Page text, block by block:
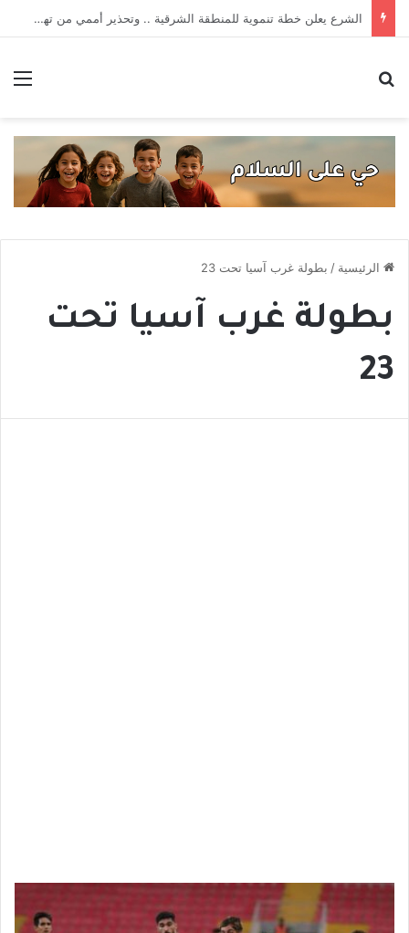
قانون الجرائم الإلكترونية يستعيد سطوته .. حادثتا اعتقال تهددان حرية التعبير
الرئيسية / بطولة غرب آسيا تحت 23
بطولة غرب آسيا تحت
23